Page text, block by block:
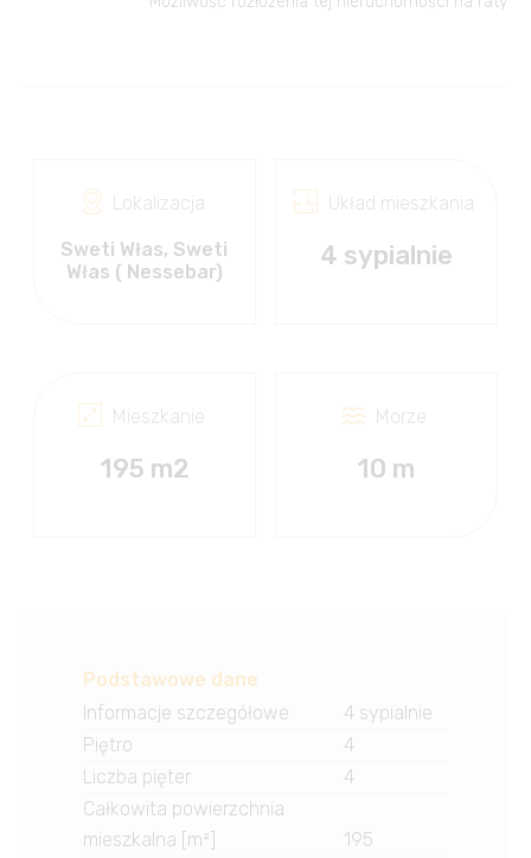
kultura
Български
Lokalizacja
Sweti Włas, Sweti
Włas ( Nessebar)
Układ mieszkania
4 sypialnie
Mieszkanie
195 m2
Morze
10 m
Podstawowe dane
Informacje szczegółowe
4 sypialnie
Piętro
4
Liczba pięter
4
Całkowita powierzchnia
mieszkalna [m²]
195